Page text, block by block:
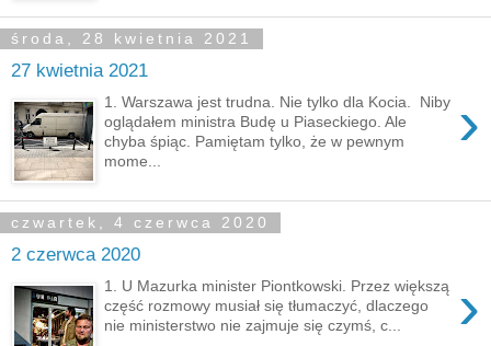
środa, 28 kwietnia 2021
27 kwietnia 2021
›
1. Warszawa jest trudna. Nie tylko dla Kocia. Niby
oglądałem ministra Budę u Piaseckiego. Ale
chyba śpiąc. Pamiętam tylko, że w pewnym
mome...
czwartek, 4 czerwca 2020
2 czerwca 2020
›
1. U Mazurka minister Piontkowski. Przez większą
część rozmowy musiał się tłumaczyć, dlaczego
nie ministerstwo nie zajmuje się czymś, c...